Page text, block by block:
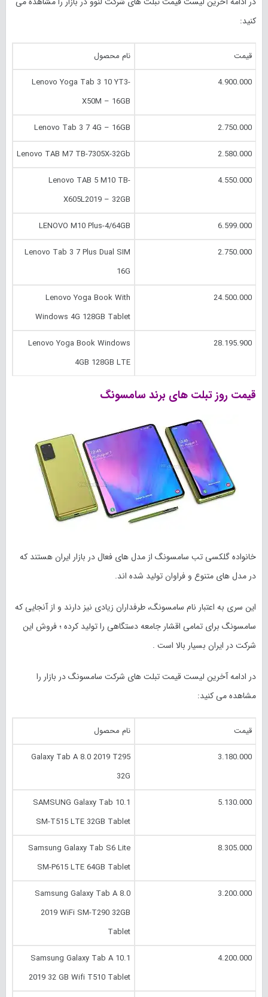
کنید:
قیمت نام محصول
4.900.000
Lenovo Yoga Tab 3 10 YT3-
X50M – 16GB
2.750.000
Lenovo Tab 3 7 4G – 16GB
2.580.000
Lenovo TAB M7 TB-7305X-32Gb
4.550.000
Lenovo TAB 5 M10 TB-
X605L2019 – 32GB
6.599.000
LENOVO M10 Plus-4/64GB
2.750.000
Lenovo Tab 3 7 Plus Dual SIM
16G
24.500.000
Lenovo Yoga Book With
Windows 4G 128GB Tablet
28.195.900
Lenovo Yoga Book Windows
4GB 128GB LTE
قیمت روز تبلت های برند سامسونگ
خانواده گلکسی تب سامسونگ از مدل های فعال در بازار ایران هستند که
در مدل های متنوع و فراوان تولید شده اند.
این سری به اعتبار نام سامسونگ، طرفداران زیادی نیز دارند و از آنجایی که
سامسونگ برای تمامی اقشار جامعه دستگاهی را تولید کرده ؛ فروش این
شرکت در ایران بسیار بالا است .
در ادامه آخرین لیست قیمت تبلت های شرکت سامسونگ در بازار را
مشاهده می کنید:
قیمت نام محصول
3.180.000
Galaxy Tab A 8.0 2019 T295
32G
5.130.000
SAMSUNG Galaxy Tab 10.1
SM-T515 LTE 32GB Tablet
8.305.000
Samsung Galaxy Tab S6 Lite
SM-P615 LTE 64GB Tablet
3.200.000
Samsung Galaxy Tab A 8.0
2019 WiFi SM-T290 32GB
Tablet
4.200.000
Samsung Galaxy Tab A 10.1
2019 32 GB Wifi T510 Tablet